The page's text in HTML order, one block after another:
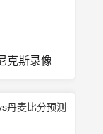
克斯录像